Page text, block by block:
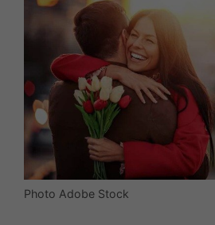
Photo Adobe Stock